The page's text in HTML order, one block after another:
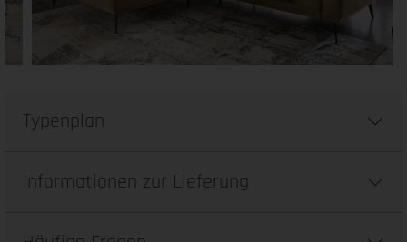
Typenplan
Informationen zur Lieferung